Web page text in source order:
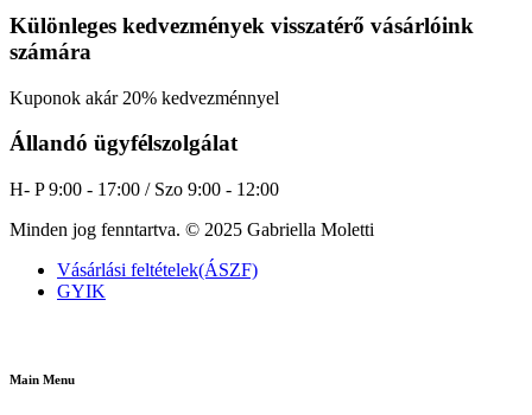
Különleges kedvezmények visszatérő vásárlóink
számára
Kuponok akár 20% kedvezménnyel
Állandó ügyfélszolgálat
H- P 9:00 - 17:00 / Szo 9:00 - 12:00
Minden jog fenntartva. © 2025 Gabriella Moletti
Vásárlási feltételek(ÁSZF)
GYIK
Main Menu